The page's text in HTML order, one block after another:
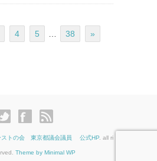
4 5 38 »
ストの会 東京都議会議員 公式HP. all ri
Theme by Minimal WP